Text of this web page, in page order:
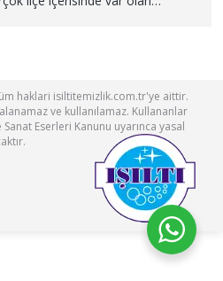
haklari isiltitemizlik.com.tr'ye aittir.
ve kullanılamaz. Kullananlar
Sanat Eserleri Kanunu uyarınca yasal